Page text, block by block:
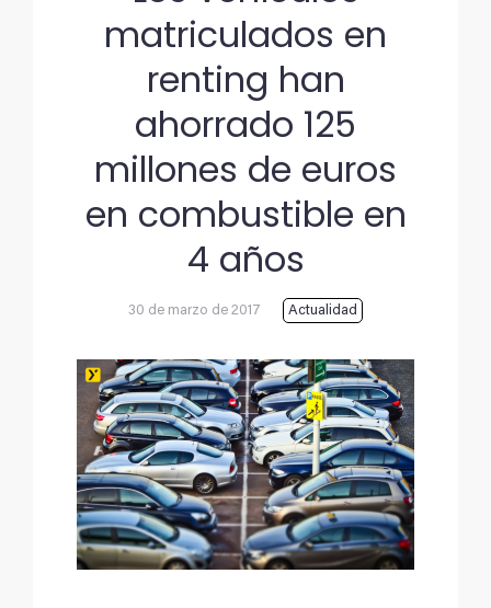
matriculados en
renting han
ahorrado 125
millones de euros
en combustible en
4 años
30 de marzo de 2017 Actualidad
Ver
imagen
más
grande